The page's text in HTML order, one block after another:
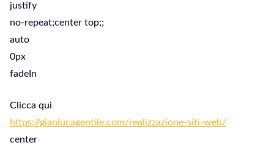
justify
no-repeat;center top;;
auto
0px
fadeIn
Clicca qui
https://gianlucagentile.com/realizzazione-siti-web/
center